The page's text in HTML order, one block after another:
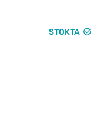
STOKTA